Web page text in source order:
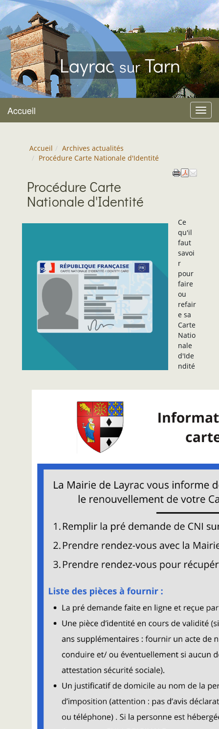
Layrac surTarn
Menu
Accueil
Accueil
Archives actualités
Procédure Carte Nationale d'Identité
Procédure Carte
Nationale d'Identité
Ce
qu'il
faut
savoi
r
pour
faire
ou
refair
e sa
Carte
Natio
nale
d'Ide
ndité